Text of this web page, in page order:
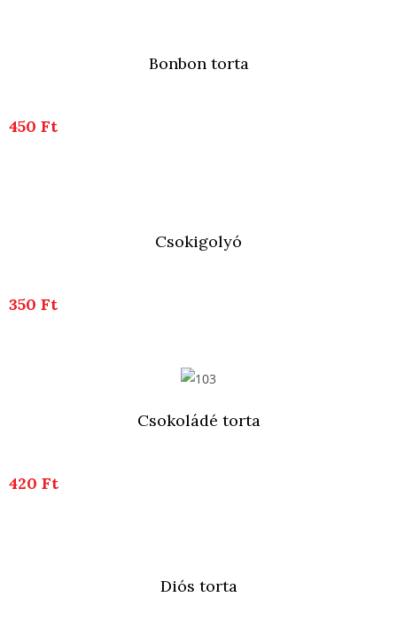
Bonbon torta
450 Ft
Csokigolyó
350 Ft
Csokoládé torta
420 Ft
Diós torta